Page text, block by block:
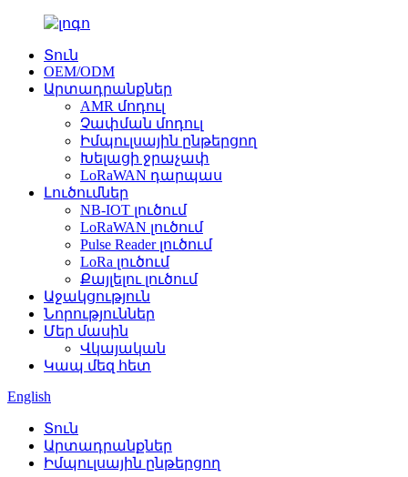
Տուն
OEM/ODM
Արտադրանքներ
AMR մոդուլ
Չափման մոդուլ
Իմպուլսային ընթերցող
Խելացի ջրաչափ
LoRaWAN դարպաս
Լուծումներ
NB-IOT լուծում
LoRaWAN լուծում
Pulse Reader լուծում
LoRa լուծում
Քայլելու լուծում
Աջակցություն
Նորություններ
Մեր մասին
Վկայական
Կապ մեզ հետ
English
Տուն
Արտադրանքներ
Իմպուլսային ընթերցող